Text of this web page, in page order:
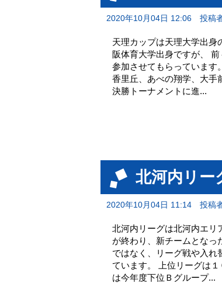
2020年10月04日 12:06 投稿
天理カップは天理大学出身
阪体育大学出身ですが、
参加させてもらっています
香里丘、あべの翔学、大手
決勝トーナメントに進...
北河内リー
2020年10月04日 11:14 投稿
北河内リーグは北河内エリ
が終わり、新チームとなっ
ではなく、リーグ戦や入れ
ています。 上位リーグは
は今年度下位Ｂグループ...